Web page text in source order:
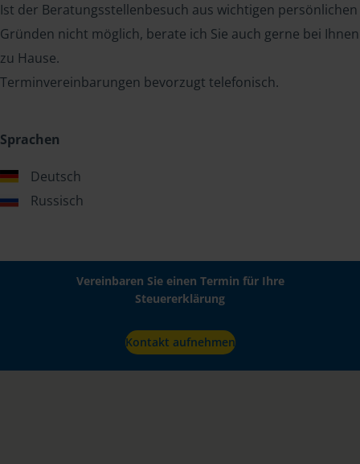
Ist der Beratungsstellenbesuch aus wichtigen persönlichen
Gründen nicht möglich, berate ich Sie auch gerne bei Ihnen
zu Hause.
Terminvereinbarungen bevorzugt telefonisch.
Sprachen
Deutsch
Russisch
Vereinbaren Sie einen Termin für Ihre
Steuererklärung
Kontakt aufnehmen